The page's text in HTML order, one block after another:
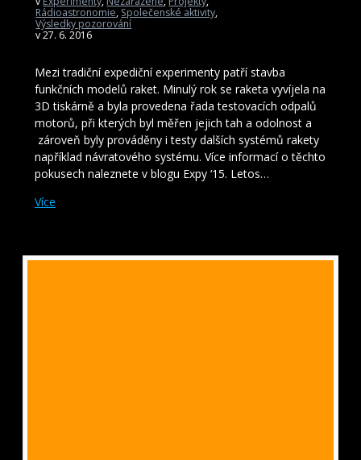
Rádioastronomie, Společenské aktivity,
Výsledky pozorování
v 27. 6. 2016
Mezi tradiční expediční experimenty patří stavba
funkčních modelů raket. Minulý rok se raketa vyvíjela na
3D tiskárně a byla provedena řada testovacích odpalů
motorů, při kterých byl měřen jejich tah a odolnost a
zároveň byly prováděny i testy dalších systémů rakety
například návratového systému. Více informací o těchto
pokusech naleznete v blogu Expy ‘15. Letos…
Více